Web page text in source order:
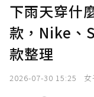
下雨天穿什
款，Nike、
款整理
2026-07-30 15:25